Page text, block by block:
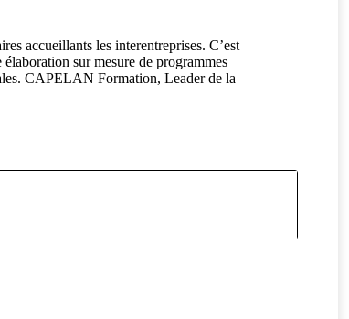
accueillants les interentreprises. C’est
sur mesure de programmes
CAPELAN Formation, Leader de la